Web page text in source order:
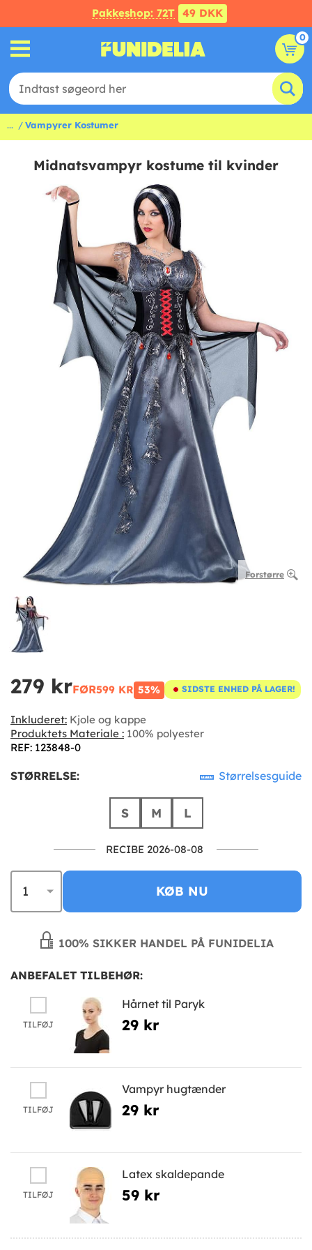
Pakkeshop: 72T 49 DKK
0
... Vampyrer Kostumer
Midnatsvampyr kostume til kvinder
Forstørre
279 krFØR599 KR 53% SIDSTE ENHED PÅ LAGER!
Inkluderet: Kjole og kappe
Produktets Materiale : 100% polyester
REF: 123848-0
STØRRELSE: Størrelsesguide
S M L
RECIBE 2026-08-08
KØB NU
100% SIKKER HANDEL PÅ FUNIDELIA
ANBEFALET TILBEHØR:
TILFØJ
Hårnet til Paryk
29 kr
TILFØJ
Vampyr hugtænder
29 kr
TILFØJ
Latex skaldepande
59 kr